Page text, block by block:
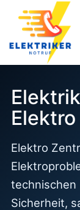
Elektro
technischen
Sicherheit,